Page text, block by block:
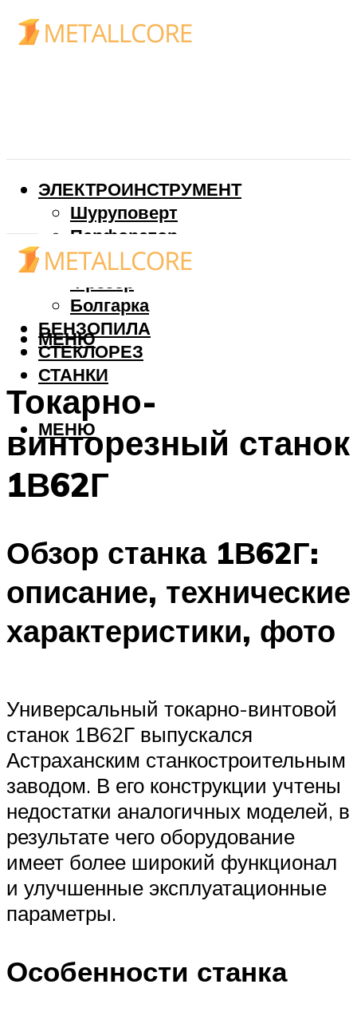
ЭЛЕКТРОИНСТРУМЕНТ
Шуруповерт
Перфоратор
Дрель
Фрезер
Болгарка
БЕНЗОПИЛА
СТЕКЛОРЕЗ
СТАНКИ
МЕНЮ
МЕНЮ
Токарно-
винторезный станок
1В62Г
Обзор станка 1В62Г:
описание, технические
характеристики, фото
Универсальный токарно-винтовой
станок 1В62Г выпускался
Астраханским станкостроительным
заводом. В его конструкции учтены
недостатки аналогичных моделей, в
результате чего оборудование
имеет более широкий функционал
и улучшенные эксплуатационные
параметры.
Особенности станка